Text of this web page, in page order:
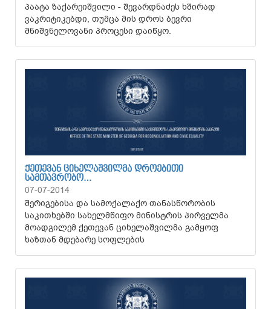
პაატა ზაქარეიშვილი - შევარდნაძეს ხშირად
ვაკრიტიკებდი, თუმცა მის დროს ბევრი
მნიშვნელოვანი პროცესი დაიწყო.
ᲥᲔᲗᲔᲕᲐᲜ ᲪᲘᲮᲔᲚᲐᲨᲕᲘᲚᲛᲐ ᲓᲠᲝᲔᲑᲘᲗᲘ
ᲡᲐᲛᲗᲐᲕᲠᲝᲑᲝ…
07-07-2014
შერიგებისა და სამოქალაქო თანასწორობის
საკითხებში სახელმწიფო მინისტრის პირველმა
მოადგილემ ქეთევან ციხელაშვილმა გამყოფ
ხაზთან მდებარე სოფლების